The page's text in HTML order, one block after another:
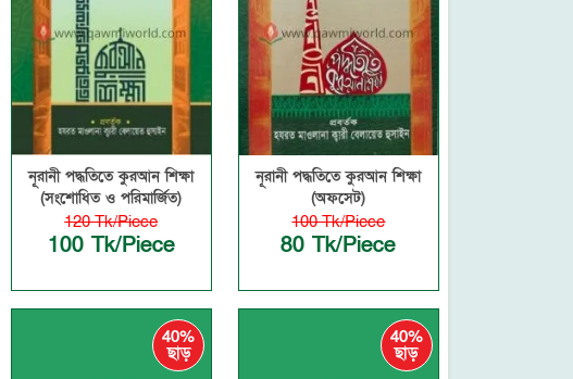
নূরানী পদ্ধতিতে কুরআন শিক্ষা
(সংশোধিত ও পরিমার্জিত)
120 Tk/Piece
100 Tk/Piece
নূরানী পদ্ধতিতে কুরআন শিক্ষা
(অফসেট)
100 Tk/Piece
80 Tk/Piece
40%
ছাড়
40%
ছাড়